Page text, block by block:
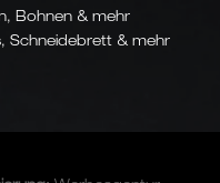
Bohnen & mehr
Schneidebrett & mehr